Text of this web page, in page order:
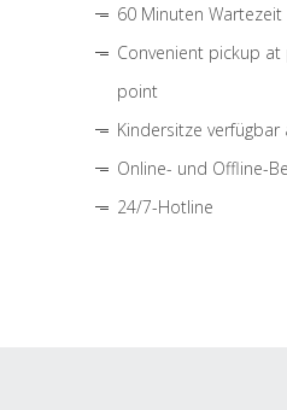
60 Minuten
Convenient pickup
point
Kindersitze verfügbar
Online- und Offline-
24/7-Hotline